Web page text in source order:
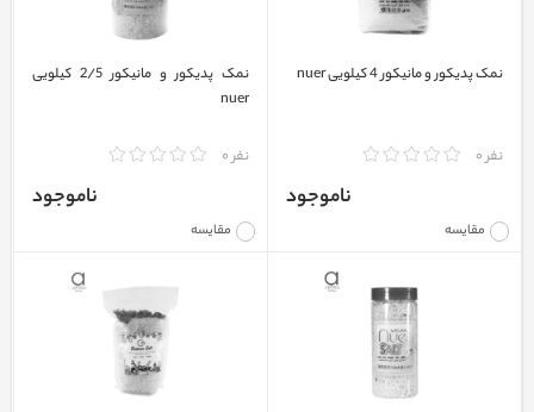
نمک پدیکور و مانیکور 4 کیلویی nuer
نفر 0
مقایسه
ناموجود
نمک پدیکور و مانیکور 2/5 کیلویی
nuer
نفر 0
مقایسه
ناموجود